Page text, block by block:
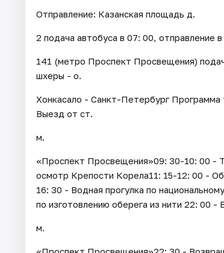
Отправление: Казанская площадь д.
2 подача автобуса в 07: 00, отправление
141 (метро Проспект Просвещения)
шхеры - о.
Хонкасало - Санкт-Петербург Программа
Выезд от ст.
м.
«Проспект Просвещения»09: 30-10: 00 -
осмотр Крепости Корела11: 15-12: 00 -
16: 30 - Водная прогулка по
по изготовлению оберега из нити 22: 00 -
м.